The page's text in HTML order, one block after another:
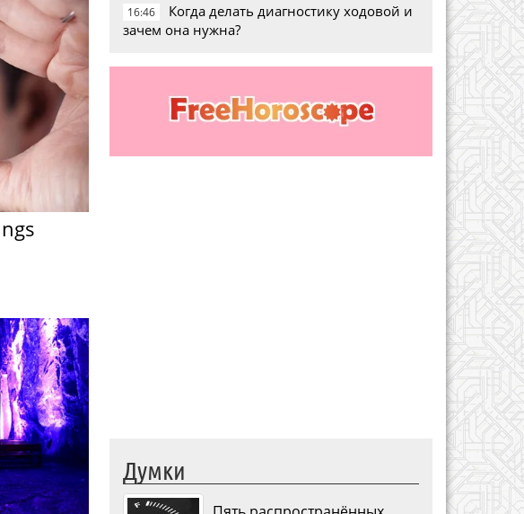
16:46
Когда делать диагностику ходовой и
зачем она нужна?
Думки